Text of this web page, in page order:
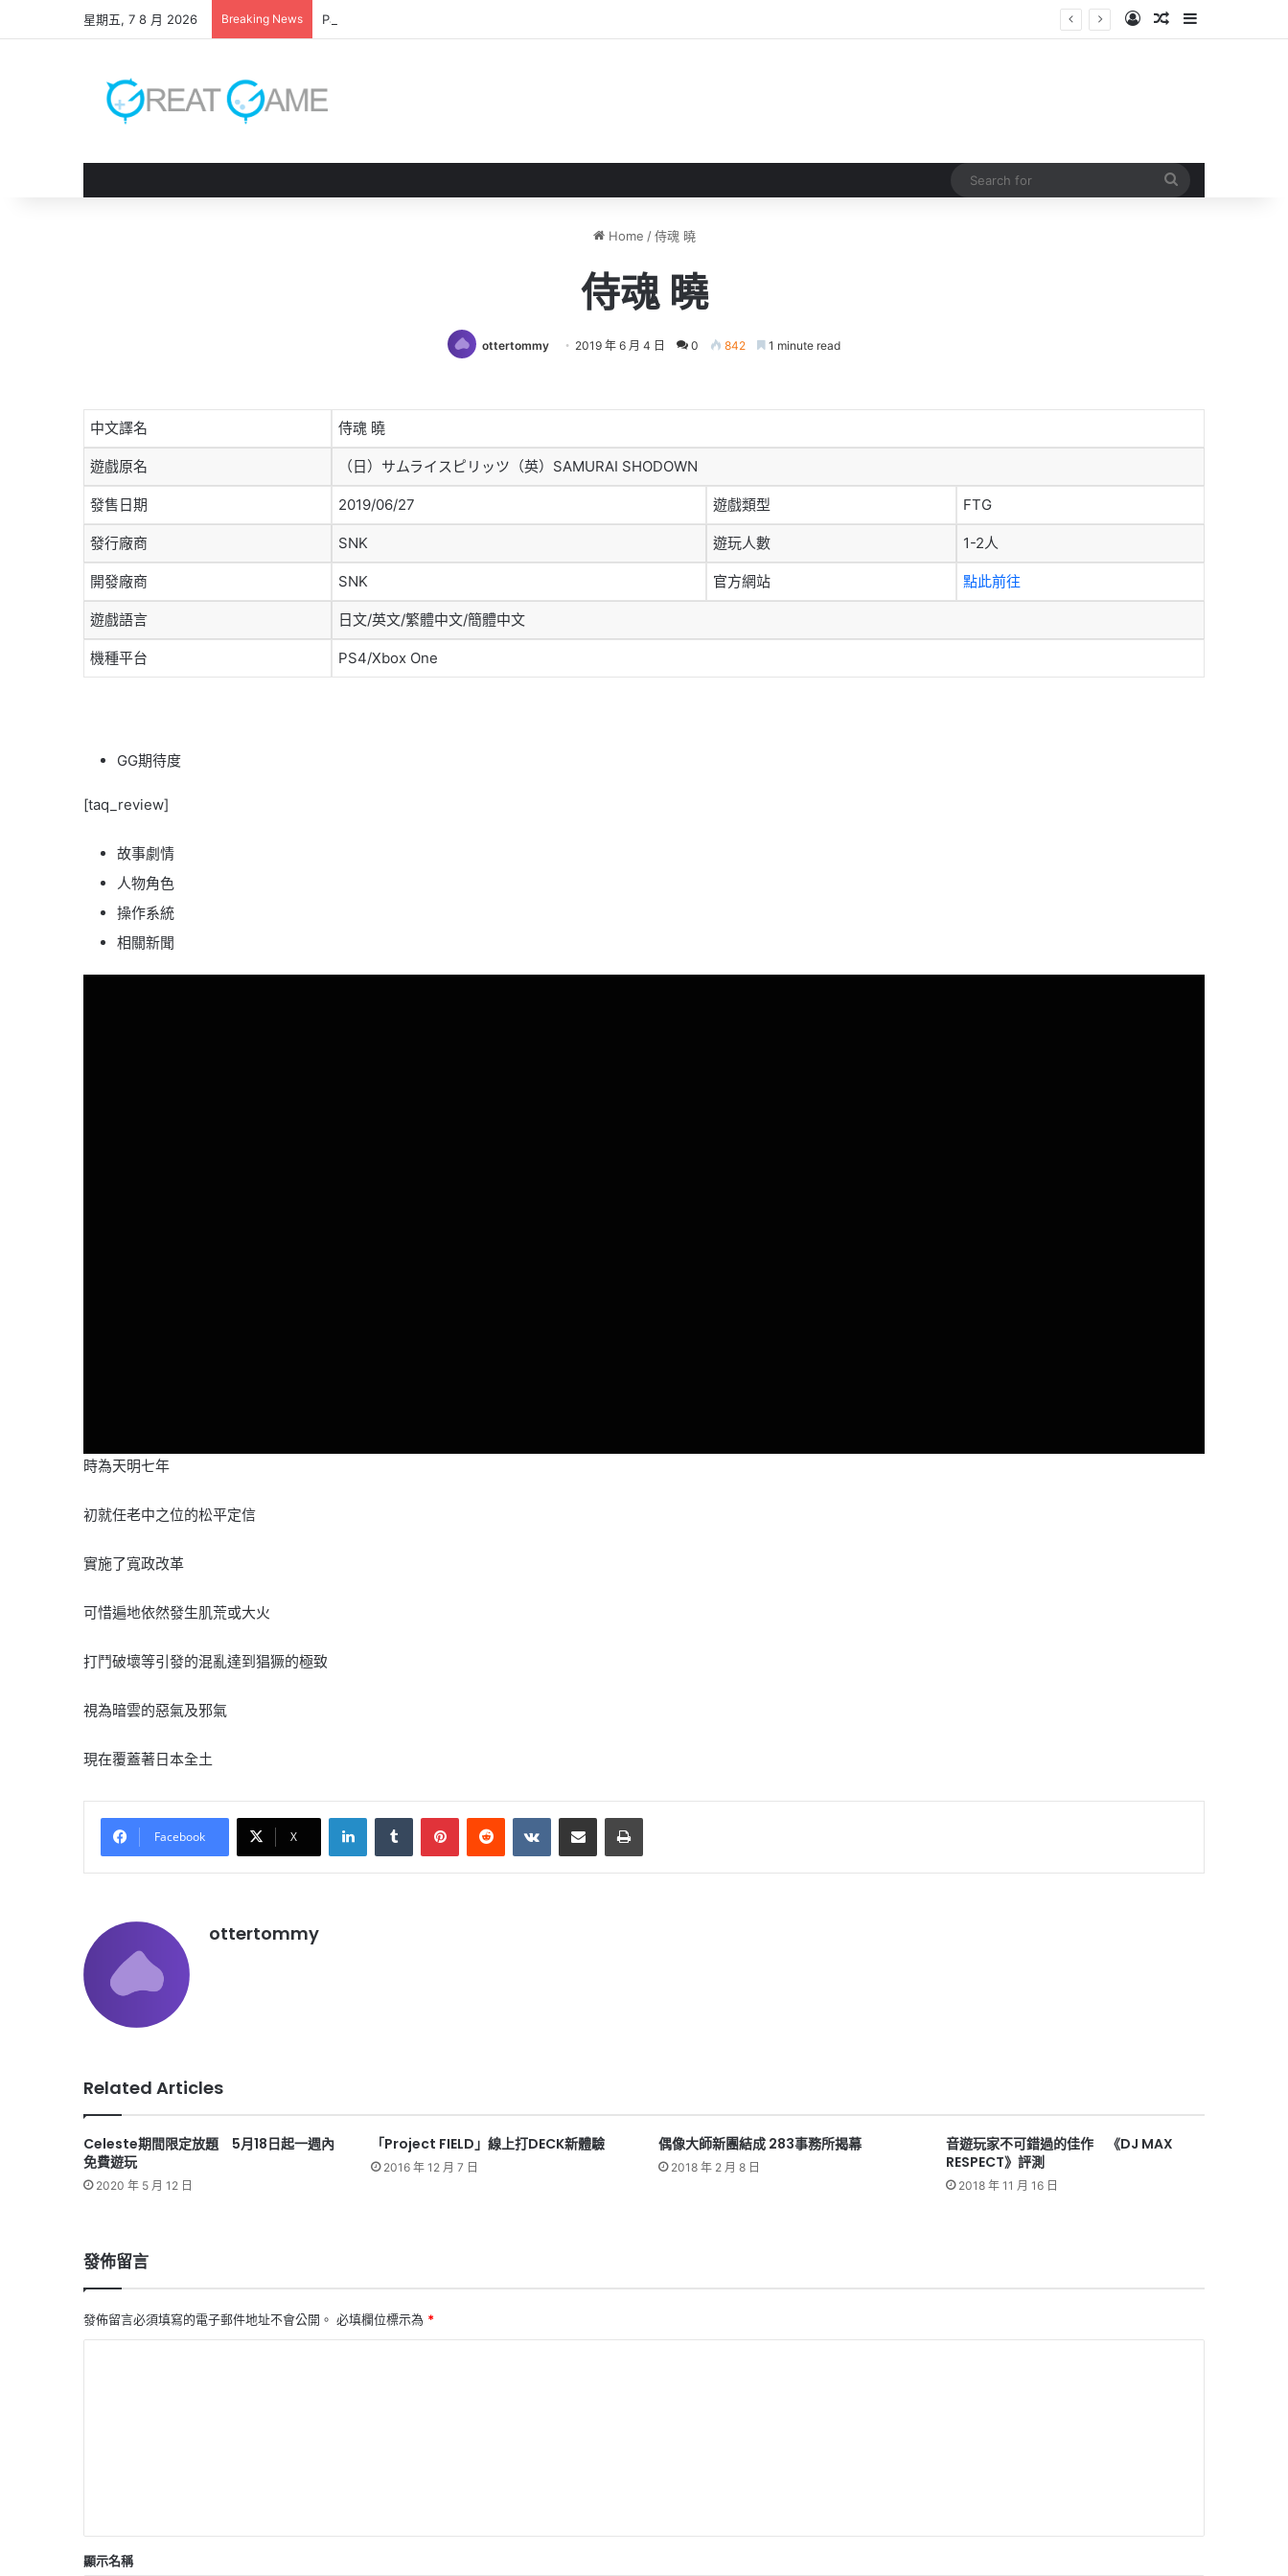
星期五, 7 8 月 2026 Breaking News Palworld OFFICIAL CARD GAME 擴充包第 1 彈發售 Log InRandom Article
Sidebar
Home / 侍魂 曉
侍魂 曉
ottertommy 2019 年 6 月 4 日 0 842 1 minute read
中文譯名 侍魂 曉
遊戲原名 （日）サムライスピリッツ（英）SAMURAI SHODOWN
發售日期 2019/06/27 遊戲類型 FTG
發行廠商 SNK 遊玩人數 1-2人
開發廠商 SNK 官方網站 點此前往
遊戲語言 日文/英文/繁體中文/簡體中文
機種平台 PS4/Xbox One
GG期待度
[taq_review]
故事劇情
人物角色
操作系統
相關新聞
時為天明七年
初就任老中之位的松平定信
實施了寬政改革
可惜遍地依然發生肌荒或大火
打鬥破壞等引發的混亂達到猖獗的極致
視為暗雲的惡氣及邪氣
現在覆蓋著日本全土
Facebook X
LinkedInTumblr PinterestReddit VKontakteShare via Email Print
ottertommy
Related Articles
Celeste期間限定放題 5月18日起一週內
免費遊玩
2020 年 5 月 12 日
「Project FIELD」線上打DECK新體驗
2016 年 12 月 7 日
偶像大師新團結成 283事務所揭幕
2018 年 2 月 8 日
音遊玩家不可錯過的佳作 《DJ MAX
RESPECT》評測
2018 年 11 月 16 日
發佈留言
發佈留言必須填寫的電子郵件地址不會公開。 必填欄位標示為 *
顯示名稱